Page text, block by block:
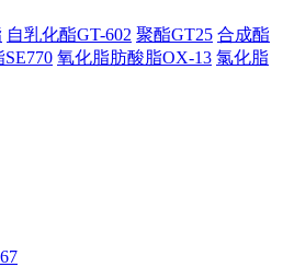
自乳化酯GT-602 聚酯GT25 合成酯
氧化脂肪酸脂OX-13 氯化脂